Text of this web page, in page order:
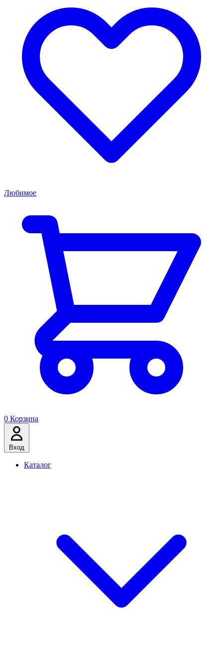
Любимое
0 Корзина
Вход
Каталог